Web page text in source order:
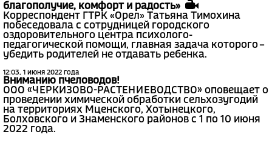
благополучие, комфорт и радость»
Корреспондент ГТРК «Орел» Татьяна Тимохина
побеседовала с сотрудницей городского
оздоровительного центра психолого-
педагогической помощи, главная задача которого –
убедить родителей не отдавать ребенка.
12:03, 1 июня 2022 года
Вниманию пчеловодов!
ООО «ЧЕРКИЗОВО-РАСТЕНИЕВОДСТВО» оповещает о
проведении химической обработки сельхозугодий
на территориях Мценского, Хотынецкого,
Болховского и Знаменского районов с 1 по 10 июня
2022 года.